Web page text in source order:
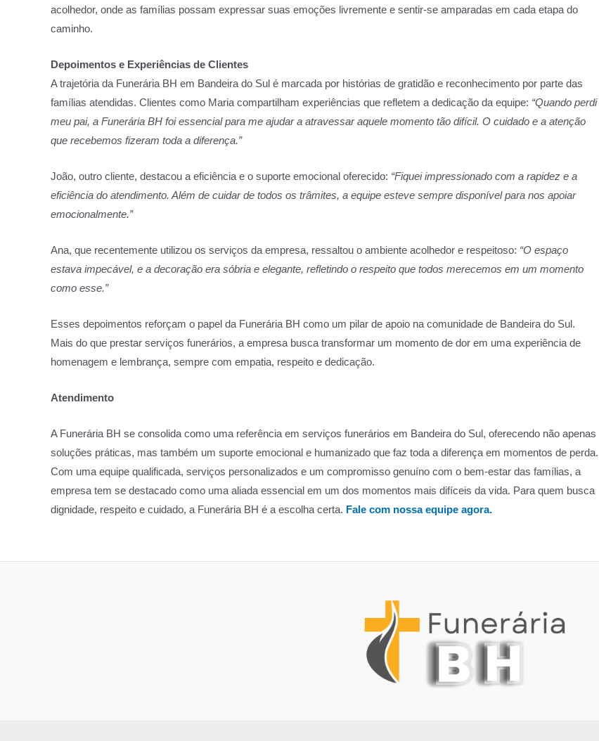
acolhedor, onde as famílias possam expressar suas emoções livremente e sentir-se amparadas em cada etapa do
caminho.
Depoimentos e Experiências de Clientes
A trajetória da Funerária BH em Bandeira do Sul é marcada por histórias de gratidão e reconhecimento por parte das
famílias atendidas. Clientes como Maria compartilham experiências que refletem a dedicação da equipe: “Quando perdi
meu pai, a Funerária BH foi essencial para me ajudar a atravessar aquele momento tão difícil. O cuidado e a atenção
que recebemos fizeram toda a diferença.”
João, outro cliente, destacou a eficiência e o suporte emocional oferecido: “Fiquei impressionado com a rapidez e a
eficiência do atendimento. Além de cuidar de todos os trâmites, a equipe esteve sempre disponível para nos apoiar
emocionalmente.”
Ana, que recentemente utilizou os serviços da empresa, ressaltou o ambiente acolhedor e respeitoso: “O espaço
estava impecável, e a decoração era sóbria e elegante, refletindo o respeito que todos merecemos em um momento
como esse.”
Esses depoimentos reforçam o papel da Funerária BH como um pilar de apoio na comunidade de Bandeira do Sul.
Mais do que prestar serviços funerários, a empresa busca transformar um momento de dor em uma experiência de
homenagem e lembrança, sempre com empatia, respeito e dedicação.
Atendimento
A Funerária BH se consolida como uma referência em serviços funerários em Bandeira do Sul, oferecendo não apenas
soluções práticas, mas também um suporte emocional e humanizado que faz toda a diferença em momentos de perda.
Com uma equipe qualificada, serviços personalizados e um compromisso genuíno com o bem-estar das famílias, a
empresa tem se destacado como uma aliada essencial em um dos momentos mais difíceis da vida. Para quem busca
dignidade, respeito e cuidado, a Funerária BH é a escolha certa. Fale com nossa equipe agora.